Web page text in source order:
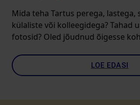
Mida teha Tartus perega, lastega,
külaliste või kolleegidega? Tahad
fotosid? Oled jõudnud õigesse
LOE EDASI